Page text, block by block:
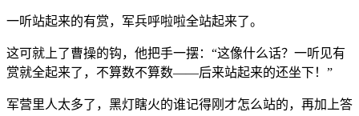
一听站起来的有赏，军兵呼啦啦全站起来了。
这可就上了曹操的钩，他把手一摆：“这像什么话？一听见有
赏就全起来了，不算数不算数——后来站起来的还坐下！”
军营里人太多了，黑灯瞎火的谁记得刚才怎么站的，再加上答